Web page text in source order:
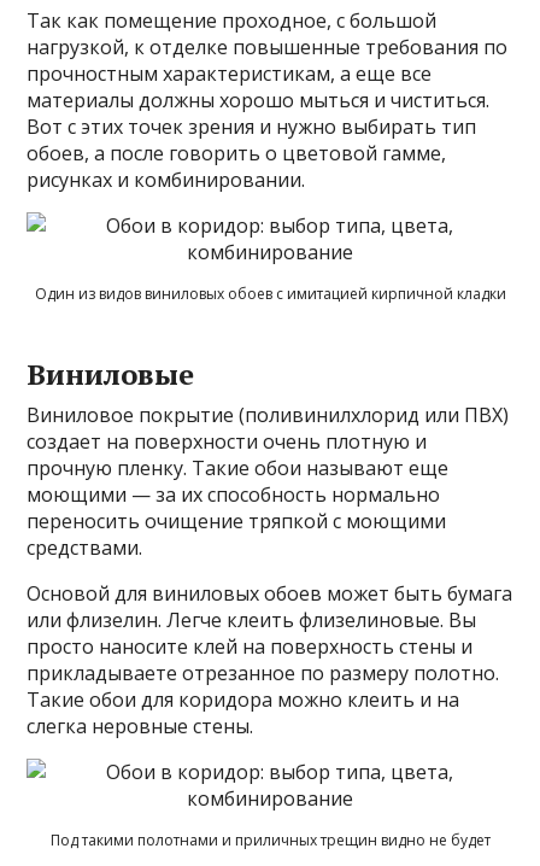
Так как помещение проходное, с большой
нагрузкой, к отделке повышенные требования по
прочностным характеристикам, а еще все
материалы должны хорошо мыться и чиститься.
Вот с этих точек зрения и нужно выбирать тип
обоев, а после говорить о цветовой гамме,
рисунках и комбинировании.
Один из видов виниловых обоев с имитацией кирпичной кладки
Виниловые
Виниловое покрытие (поливинилхлорид или ПВХ)
создает на поверхности очень плотную и
прочную пленку. Такие обои называют еще
моющими — за их способность нормально
переносить очищение тряпкой с моющими
средствами.
Основой для виниловых обоев может быть бумага
или флизелин. Легче клеить флизелиновые. Вы
просто наносите клей на поверхность стены и
прикладываете отрезанное по размеру полотно.
Такие обои для коридора можно клеить и на
слегка неровные стены.
Под такими полотнами и приличных трещин видно не будет